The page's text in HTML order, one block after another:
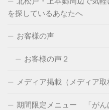
を探しているあなたへ
お客様の声
お客様の声２
メディア掲載（メディア取
期間限定メニュー 「がん